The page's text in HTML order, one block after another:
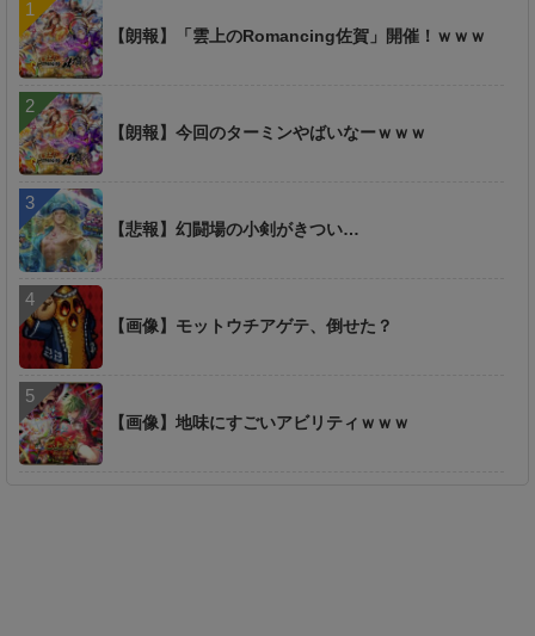
【朗報】「雲上のRomancing佐賀」開催！ｗｗｗ
【朗報】今回のターミンやばいなーｗｗｗ
【悲報】幻闘場の小剣がきつい…
【画像】モットウチアゲテ、倒せた？
【画像】地味にすごいアビリティｗｗｗ